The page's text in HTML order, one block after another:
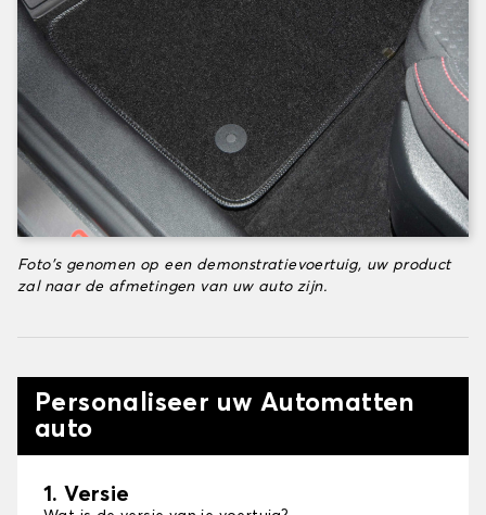
Foto's genomen op een demonstratievoertuig, uw product
zal naar de afmetingen van uw auto zijn.
Personaliseer uw Automatten
auto
1. Versie